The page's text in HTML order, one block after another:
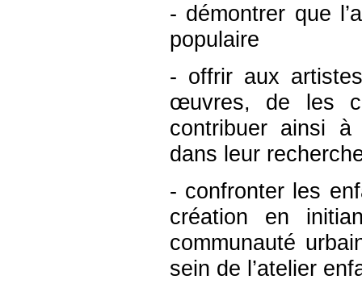
- démontrer que
populaire
- offrir aux
œuvres, de les
contribuer ainsi à
dans leur
- confronter les
création en
communauté
sein de l’atelier